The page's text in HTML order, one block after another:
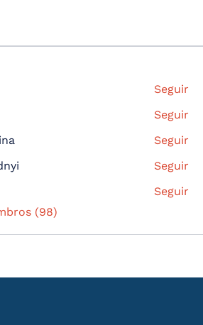
Seguir
Seguir
Seguir
Seguir
Seguir
(98)